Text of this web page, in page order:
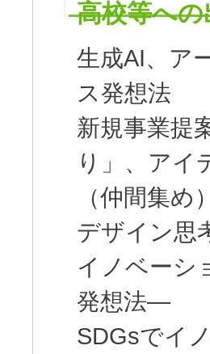
高校等へ
生成AI、ア
ス発想法
新規事業提
り」、アイ
（仲間集め）
デザイン思
イノベーシ
発想法―
SDGsでイ